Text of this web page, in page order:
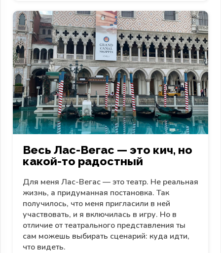
Весь Лас-Вегас — это кич, но
какой-то радостный
Для меня Лас-Вегас — это театр. Не реальная
жизнь, а придуманная постановка. Так
получилось, что меня пригласили в ней
участвовать, и я включилась в игру. Но в
отличие от театрального представления ты
сам можешь выбирать сценарий: куда идти,
что видеть.